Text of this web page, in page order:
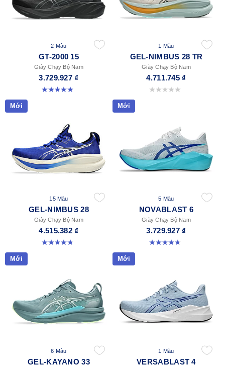
2 Màu
GT-2000 15
Giày Chạy Bộ Nam
3.729.927 ₫
5.0 trong số 5 sao. 2 đánh giá
1 Màu
GEL-NIMBUS 28 TR
Giày Chạy Bộ Nam
4.711.745 ₫
0.0 trong số 5 sao.
Mới
15 Màu
GEL-NIMBUS 28
Giày Chạy Bộ Nam
4.515.382 ₫
4.7 trong số 5 sao. 280 đánh giá
Mới
5 Màu
NOVABLAST 6
Giày Chạy Bộ Nam
3.729.927 ₫
4.6 trong số 5 sao. 137 đánh giá
Mới
6 Màu
GEL-KAYANO 33
Mới
1 Màu
VERSABLAST 4